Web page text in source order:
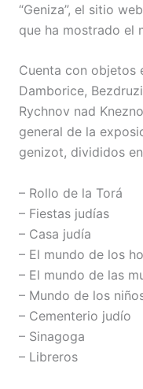
“Geniza”, el sitio
que ha mostrado el
Cuenta con objetos
Damborice,
Rychnov nad
general de la
genizot, divididos
– Rollo de la Torá
– Fiestas judías
– Casa judía
– El mundo de los
– El mundo de las
– Mundo de los
– Cementerio judío
– Sinagoga
– Libreros